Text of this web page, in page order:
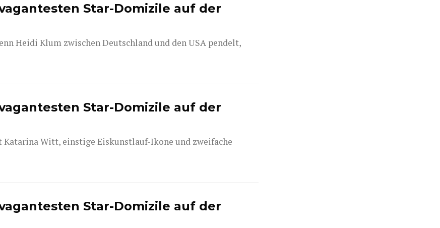
Star-Domizile auf der
Heidi Klum zwischen Deutschland und den USA pendelt,
Star-Domizile auf der
Witt, einstige Eiskunstlauf-Ikone und zweifache
Star-Domizile auf der